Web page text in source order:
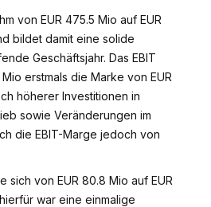
von EUR 475.5 Mio auf EUR
bildet damit eine solide
Geschäftsjahr. Das EBIT
Mio erstmals die Marke von EUR
höherer Investitionen in
sowie Veränderungen im
die EBIT-Marge jedoch von
sich von EUR 80.8 Mio auf EUR
war eine einmalige